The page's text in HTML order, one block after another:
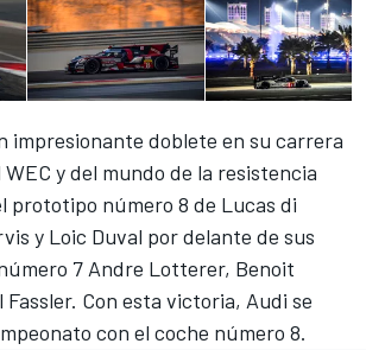
impresionante doblete en su carrera
y del mundo de la resistencia
prototipo número 8 de Lucas di
y Loic Duval por delante de sus
7 Andre Lotterer, Benoit
Fassler. Con esta victoria, Audi se
con el coche número 8.